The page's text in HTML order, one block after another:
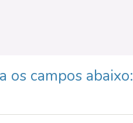
os campos abaixo: